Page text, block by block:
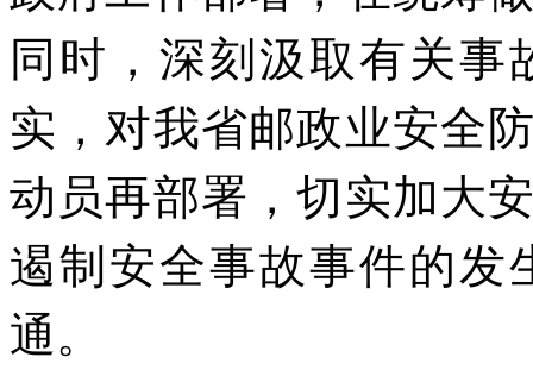
同时，深刻汲取有关
实，对我省邮政业安全
动员再部署，切实加大
遏制安全事故事件的发
通。